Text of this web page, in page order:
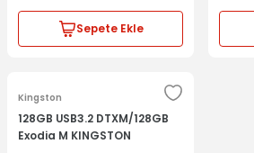
Sepete Ekle
Kingston
128GB USB3.2 DTXM/128GB
Exodia M KINGSTON